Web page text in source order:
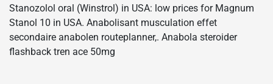
Stanozolol oral (Winstrol) in USA: low prices for Magnum
Stanol 10 in USA. Anabolisant musculation effet
secondaire anabolen routeplanner,. Anabola steroider
flashback tren ace 50mg